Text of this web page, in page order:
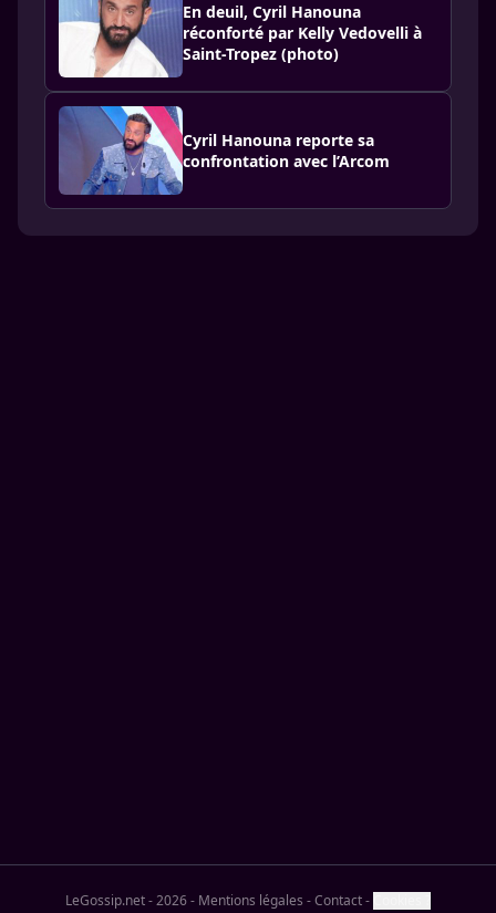
En deuil, Cyril Hanouna
réconforté par Kelly Vedovelli à
Saint-Tropez (photo)
Cyril Hanouna reporte sa
confrontation avec l’Arcom
LeGossip.net - 2026- Mentions légales -Contact-